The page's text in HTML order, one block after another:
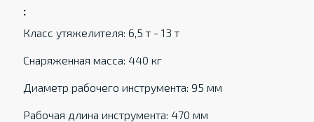
:
Класс утяжелителя: 6,5 т - 13 т
Снаряженная масса: 440 кг
Диаметр рабочего инструмента: 95 мм
Рабочая длина инструмента: 470 мм